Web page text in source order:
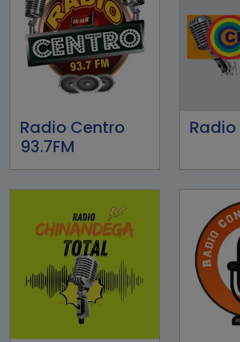
Radio Centro
93.7FM
Radio